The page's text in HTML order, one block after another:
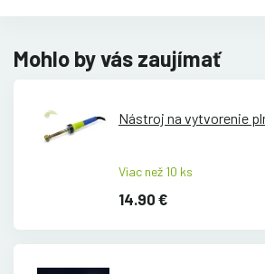
Mohlo by vás zaujímať
Nástroj na vytvorenie
Viac než 10 ks
14.90 €